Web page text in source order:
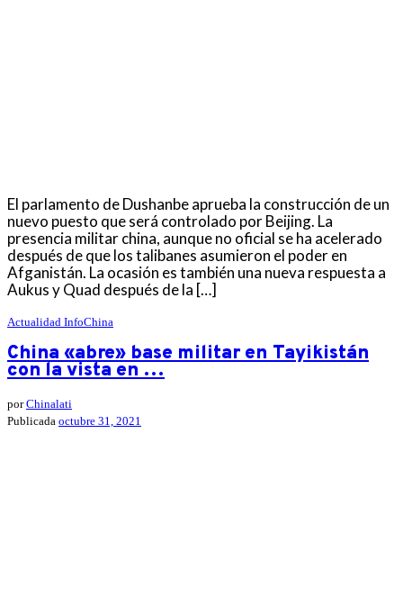
El parlamento de Dushanbe aprueba la construcción de un
nuevo puesto que será controlado por Beijing. La
presencia militar china, aunque no oficial se ha acelerado
después de que los talibanes asumieron el poder en
Afganistán. La ocasión es también una nueva respuesta a
Aukus y Quad después de la […]
Actualidad InfoChina
China «abre» base militar en Tayikistán
con la vista en …
porChinalati
Publicada octubre 31, 2021